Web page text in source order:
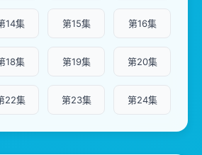
14集 第15集 第16集
18集 第19集 第20集
22集 第23集 第24集